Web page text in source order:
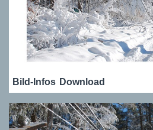
Bild-Infos Download